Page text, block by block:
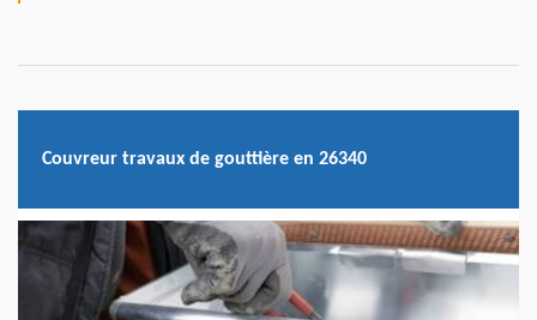
Couvreur travaux de gouttière en 26340